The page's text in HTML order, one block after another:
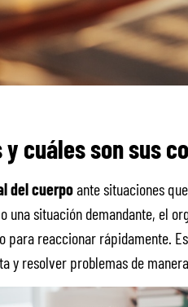
y cuáles son sus
del cuerpoante situaciones
una situación demandante, el
para reaccionar rápidamente.
y resolver problemas de